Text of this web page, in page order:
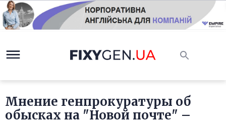
Мнение генпрокуратуры об
обысках на "Новой почте" –